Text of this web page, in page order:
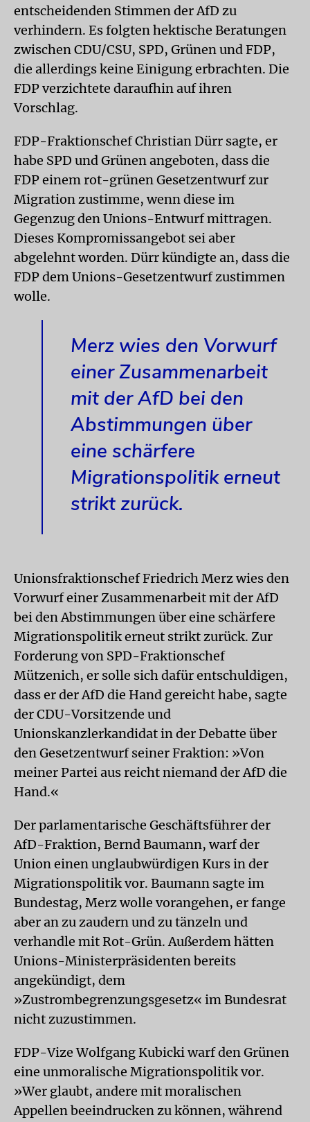
entscheidenden Stimmen der AfD zu
verhindern. Es folgten hektische Beratungen
zwischen CDU/CSU, SPD, Grünen und FDP,
die allerdings keine Einigung erbrachten. Die
FDP verzichtete daraufhin auf ihren
Vorschlag.
FDP-Fraktionschef Christian Dürr sagte, er
habe SPD und Grünen angeboten, dass die
FDP einem rot-grünen Gesetzentwurf zur
Migration zustimme, wenn diese im
Gegenzug den Unions-Entwurf mittragen.
Dieses Kompromissangebot sei aber
abgelehnt worden. Dürr kündigte an, dass die
FDP dem Unions-Gesetzentwurf zustimmen
wolle.
Merz wies den Vorwurf
einer Zusammenarbeit
mit der AfD bei den
Abstimmungen über
eine schärfere
Migrationspolitik erneut
strikt zurück.
Unionsfraktionschef Friedrich Merz wies den
Vorwurf einer Zusammenarbeit mit der AfD
bei den Abstimmungen über eine schärfere
Migrationspolitik erneut strikt zurück. Zur
Forderung von SPD-Fraktionschef
Mützenich, er solle sich dafür entschuldigen,
dass er der AfD die Hand gereicht habe, sagte
der CDU-Vorsitzende und
Unionskanzlerkandidat in der Debatte über
den Gesetzentwurf seiner Fraktion: »Von
meiner Partei aus reicht niemand der AfD die
Hand.«
Der parlamentarische Geschäftsführer der
AfD-Fraktion, Bernd Baumann, warf der
Union einen unglaubwürdigen Kurs in der
Migrationspolitik vor. Baumann sagte im
Bundestag, Merz wolle vorangehen, er fange
aber an zu zaudern und zu tänzeln und
verhandle mit Rot-Grün. Außerdem hätten
Unions-Ministerpräsidenten bereits
angekündigt, dem
»Zustrombegrenzungsgesetz« im Bundesrat
nicht zuzustimmen.
FDP-Vize Wolfgang Kubicki warf den Grünen
eine unmoralische Migrationspolitik vor.
»Wer glaubt, andere mit moralischen
Appellen beeindrucken zu können, während